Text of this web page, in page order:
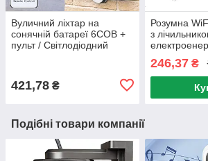
Вуличний ліхтар на
сонячній батареї 6COB +
пульт / Світлодіодний
421,78 ₴
Розумна
з
телефону
246,37₴
Подібні товари компанії